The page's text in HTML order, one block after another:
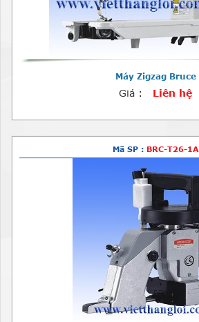
Máy Zigzag Bruce
Giá : Liên hệ
Mã SP : BRC-T26-1A